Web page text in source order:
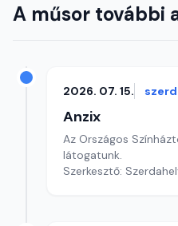
A műsor további
2026. 07. 15.
Anzix
Az Országos
látogatunk.
Szerkesztő: